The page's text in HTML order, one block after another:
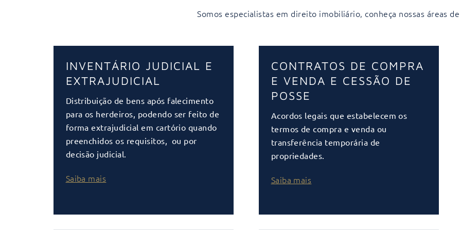
Somos especialistas em direito imobiliário, conheça nossas áreas
INVENTÁRIO JUDICIAL E
EXTRAJUDICIAL
Distribuição de bens após falecimento
para os herdeiros, podendo ser feito de
forma extrajudicial em cartório quando
preenchidos os requisitos, ou por
decisão judicial.
Saiba mais
CONTRATOS DE COMPRA
E VENDA E CESSÃO DE
POSSE
Acordos legais que estabelecem os
termos de compra e venda ou
transferência temporária de
propriedades.
Saiba mais